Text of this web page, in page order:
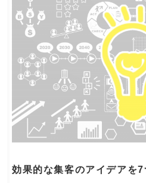
効果的な集客のアイデアを7